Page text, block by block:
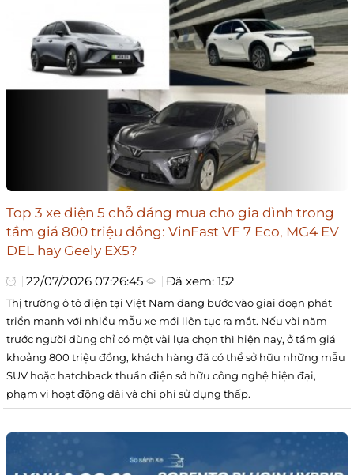
Top 3 xe điện 5 chỗ đáng mua cho gia đình trong
tầm giá 800 triệu đồng: VinFast VF 7 Eco, MG4 EV
DEL hay Geely EX5?
22/07/2026 07:26:45 Đã xem: 152
Thị trường ô tô điện tại Việt Nam đang bước vào giai đoạn phát
triển mạnh với nhiều mẫu xe mới liên tục ra mắt. Nếu vài năm
trước người dùng chỉ có một vài lựa chọn thì hiện nay, ở tầm giá
khoảng 800 triệu đồng, khách hàng đã có thể sở hữu những mẫu
SUV hoặc hatchback thuần điện sở hữu công nghệ hiện đại,
phạm vi hoạt động dài và chi phí sử dụng thấp.